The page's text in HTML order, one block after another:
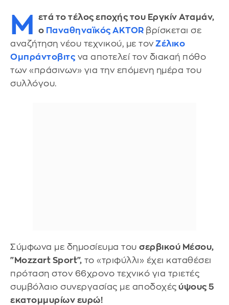
Μ
ετά το τέλος εποχής του Εργκίν Αταμάν,
ο Παναθηναϊκός AKTOR βρίσκεται σε
αναζήτηση νέου τεχνικού, με τον Ζέλικο
Ομπράντοβιτς να αποτελεί τον διακαή πόθο
των «πράσινων» για την επόμενη ημέρα του
συλλόγου.
Σύμφωνα με δημοσίευμα του σερβικού Μέσου,
"Mozzart Sport", το «τριφύλλι» έχει καταθέσει
πρόταση στον 66χρονο τεχνικό για τριετές
συμβόλαιο συνεργασίας με αποδοχές ύψους 5
εκατομμυρίων ευρώ!